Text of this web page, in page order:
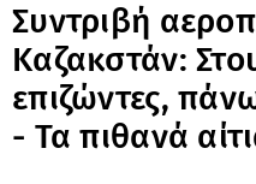
Συντριβή
Καζακστάν:
επιζώντες,
- Τα πιθανά